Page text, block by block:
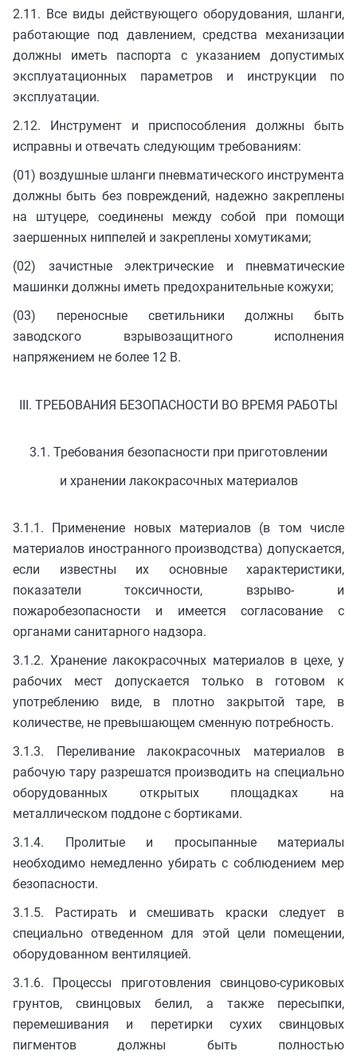
2.11. Все виды действующего оборудования, шланги,
работающие под давлением, средства механизации
должны иметь паспорта с указанием допустимых
эксплуатационных параметров и инструкции по
эксплуатации.
2.12. Инструмент и приспособления должны быть
исправны и отвечать следующим требованиям:
(01) воздушные шланги пневматического инструмента
должны быть без повреждений, надежно закреплены
на штуцере, соединены между собой при помощи
заершенных ниппелей и закреплены хомутиками;
(02) зачистные электрические и пневматические
машинки должны иметь предохранительные кожухи;
(03) переносные светильники должны быть
заводского взрывозащитного исполнения
напряжением не более 12 В.
III. ТРЕБОВАНИЯ БЕЗОПАСНОСТИ ВО ВРЕМЯ РАБОТЫ
3.1. Требования безопасности при приготовлении
и хранении лакокрасочных материалов
3.1.1. Применение новых материалов (в том числе
материалов иностранного производства) допускается,
если известны их основные характеристики,
показатели токсичности, взрыво- и
пожаробезопасности и имеется согласование с
органами санитарного надзора.
3.1.2. Хранение лакокрасочных материалов в цехе, у
рабочих мест допускается только в готовом к
употреблению виде, в плотно закрытой таре, в
количестве, не превышающем сменную потребность.
3.1.3. Переливание лакокрасочных материалов в
рабочую тару разрешатся производить на специально
оборудованных открытых площадках на
металлическом поддоне с бортиками.
3.1.4. Пролитые и просыпанные материалы
необходимо немедленно убирать с соблюдением мер
безопасности.
3.1.5. Растирать и смешивать краски следует в
специально отведенном для этой цели помещении,
оборудованном вентиляцией.
3.1.6. Процессы приготовления свинцово-суриковых
грунтов, свинцовых белил, а также пересыпки,
перемешивания и перетирки сухих свинцовых
пигментов должны быть полностью